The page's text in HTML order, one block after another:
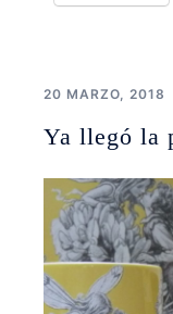
20 MARZO, 2018
Ya llegó la